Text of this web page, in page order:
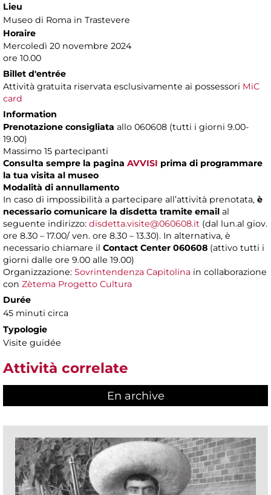
Lieu
Museo di Roma in Trastevere
Horaire
Mercoledì 20 novembre 2024
ore 10.00
Billet d'entrée
Attività gratuita riservata esclusivamente ai possessori MiC
card
Information
Prenotazione consigliata allo 060608 (tutti i giorni 9.00-
19.00)
Massimo 15 partecipanti
Consulta sempre la pagina AVVISI prima di programmare
la tua visita al museo
Modalità di annullamento
In caso di impossibilità a partecipare all’attività prenotata, è
necessario comunicare la disdetta tramite email al
seguente indirizzo: disdetta.visite@060608.it (dal lun.al giov.
ore 8.30 – 17.00/ ven. ore 8.30 – 13.30). In alternativa, è
necessario chiamare il Contact Center 060608 (attivo tutti i
giorni dalle ore 9.00 alle 19.00)
Organizzazione: Sovrintendenza Capitolina in collaborazione
con Zètema Progetto Cultura
Durée
45 minuti circa
Typologie
Visite guidée
Attività correlate
En archive